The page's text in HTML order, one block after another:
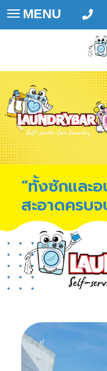
Toggle
navigation
MENU
“ทั้งซักและ
สะอาดครบ